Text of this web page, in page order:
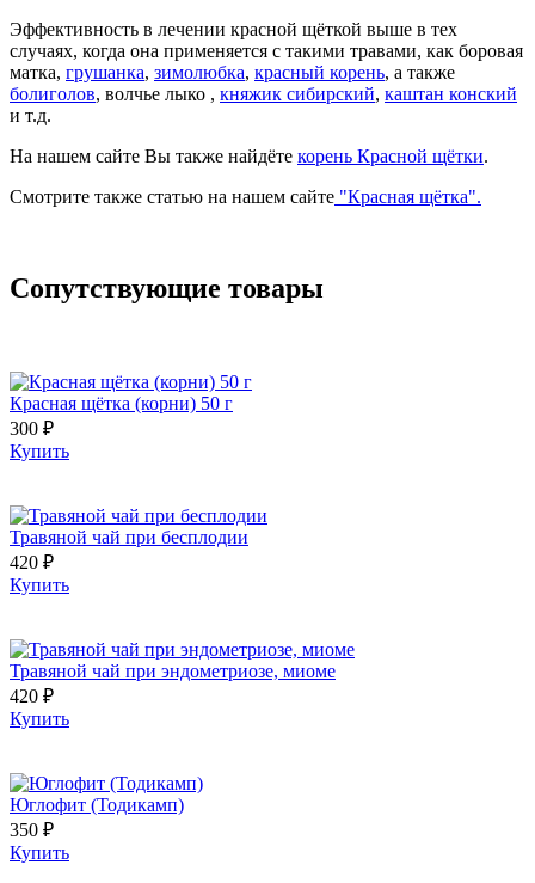
Эффективность в лечении красной щёткой выше в тех
случаях, когда она применяется с такими травами, как боровая
матка, грушанка, зимолюбка, красный корень, а также
болиголов, волчье лыко , княжик сибирский, каштан конский
и т.д.
На нашем сайте Вы также найдёте корень Красной щётки.
Смотрите также статью на нашем сайте "Красная щётка".
Сопутствующие товары
Красная щётка (корни) 50 г
300 ₽
Купить
Травяной чай при бесплодии
420 ₽
Купить
Травяной чай при эндометриозе, миоме
420 ₽
Купить
Юглофит (Тодикамп)
350 ₽
Купить